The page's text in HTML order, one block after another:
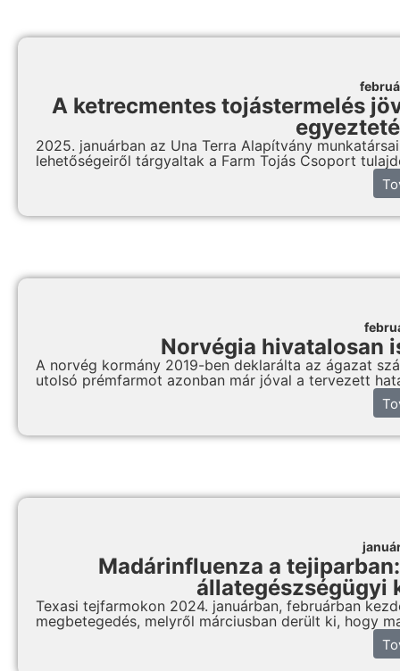
A ketrecmentes tojástermelés
2025. januárban az Una Terra Alapítvány
lehetőségeiről tárgyaltak a Farm Tojás Csoport
Norvégia hivatalosan
A norvég kormány 2019-ben deklarálta az ágazat
utolsó prémfarmot azonban már jóval a tervezett
Madárinfluenza a
állategészségügyi
Texasi tejfarmokon 2024. januárban, februárban
megbetegedés, melyről márciusban derült ki, hogy